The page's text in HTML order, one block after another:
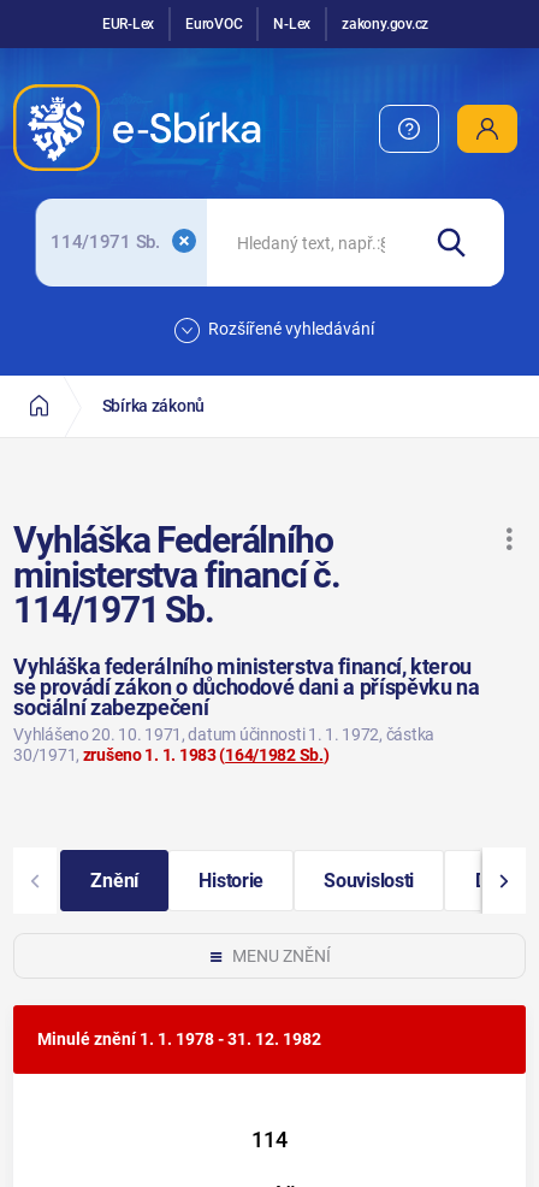
EUR-Lex EuroVOC N-Lex zakony.gov.cz
114/1971 Sb.
Rozšířené vyhledávání
Sbírka zákonů
Vyhláška Federálního
ministerstva financí č.
114/1971 Sb.
Vyhláška federálního ministerstva financí, kterou
se provádí zákon o důchodové dani a příspěvku na
sociální zabezpečení
Vyhlášeno 20. 10. 1971 , datum účinnosti 1. 1. 1972, částka
30/1971, zrušeno 1. 1. 1983(164/1982 Sb.)
Znění Historie Souvislosti Další
MENU ZNĚNÍ
Minulé znění1. 1. 1978 - 31. 12. 1982
114